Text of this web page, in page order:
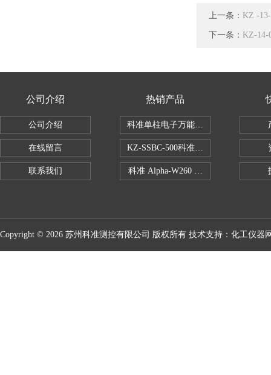
上一条： KZ -
下一条： KZ-14-
公司介绍
公司介绍
在线留言
联系我们
热销产品
科准单柱电子万能拉力机KZ-SSBC-500
KZ-SSBC-500科准单柱电子万能试验
科准 Alpha-W260 半导体全自动推拉
Copyright © 2026 苏州科准测控有限公司 版权所有 技术支持： 化工仪器